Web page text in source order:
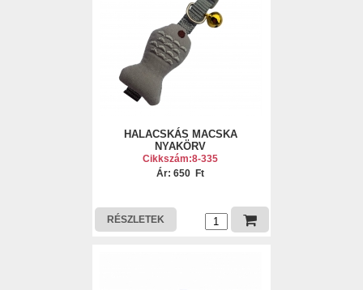
HALACSKÁS MACSKA
NYAKÖRV
Cikkszám:8-335
Ár: 650 Ft
RÉSZLETEK